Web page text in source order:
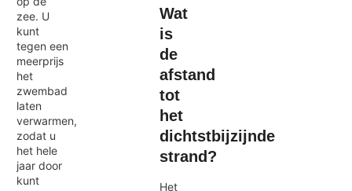
zee. U
kunt
tegen een
meerprijs
het
zwembad
laten
verwarmen,
zodat u
het hele
jaar door
kunt
Wat
is
de
afstand
tot
het
dichtstbijzijnde
strand?
Het